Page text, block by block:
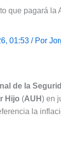
que pagará
01:53 / Por
de la
Hijo (AUH ) en
la